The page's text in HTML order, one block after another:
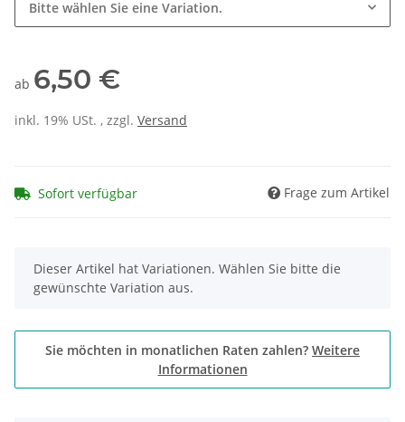
Bitte wählen Sie eine Variation.
ab 6,50 €
inkl. 19% USt. , zzgl. Versand
Sofort verfügbar Frage zum Artikel
x
Dieser Artikel hat Variationen. Wählen Sie bitte die
gewünschte Variation aus.
Sie möchten in monatlichen Raten zahlen? Weitere
Informationen